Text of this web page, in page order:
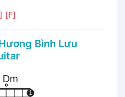
[F]
Bình Lưu
Dm
o
1